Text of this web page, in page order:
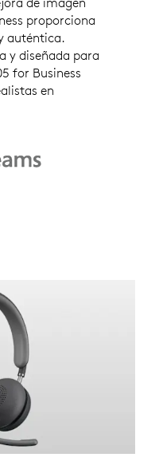
proporciona
auténtica.
y diseñada para
for Business
en